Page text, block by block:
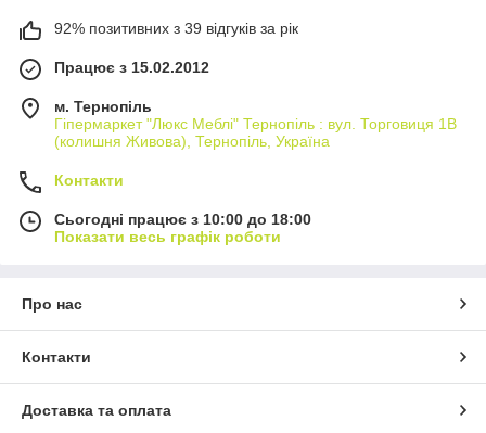
92% позитивних з 39 відгуків за рік
Працює з 15.02.2012
м. Тернопіль
Гіпермаркет "Люкс Меблі" Тернопіль : вул. Торговиця 1В
(колишня Живова), Тернопіль, Україна
Контакти
Сьогодні працює з 10:00 до 18:00
Показати весь графік роботи
Про нас
Контакти
Доставка та оплата